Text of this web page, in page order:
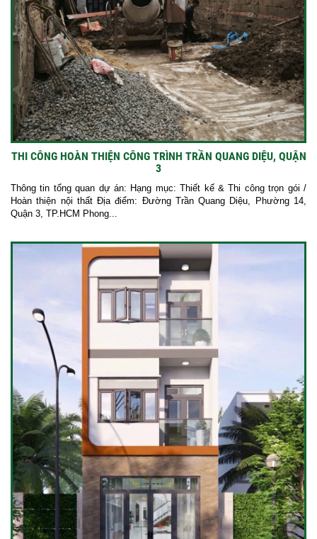
THI CÔNG HOÀN THIỆN CÔNG TRÌNH TRẦN QUANG DIỆU, QUẬN
3
Thông tin tổng quan dự án: Hạng mục: Thiết kế & Thi công trọn gói /
Hoàn thiện nội thất Địa điểm: Đường Trần Quang Diệu, Phường 14,
Quận 3, TP.HCM Phong...